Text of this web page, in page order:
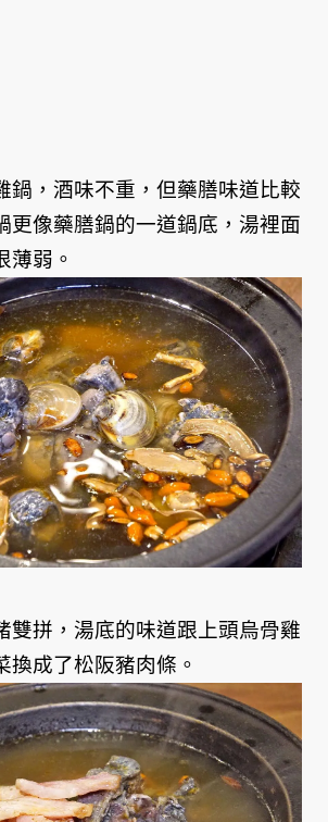
鍋，酒味不重，但藥膳味道比較
更像藥膳鍋的一道鍋底，湯裡面
薄弱。
雙拼，湯底的味道跟上頭烏骨雞
換成了松阪豬肉條。